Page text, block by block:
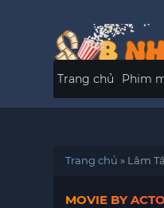
Trang chủ Phim
Trang chủ » Lâm
MOVIE BY